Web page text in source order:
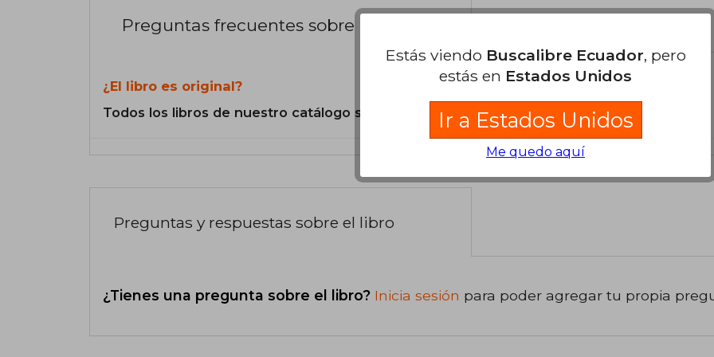
Preguntas frecuentes sobre el libro
¿El libro es original?
Todos los libros de nuestro catálogo son Originales.
Preguntas y respuestas sobre el libro
¿Tienes una pregunta sobre el libro? Inicia sesión para poder agregar tu propia
Estás viendo Buscalibre Ecuador, pero
estás en Estados Unidos
Ir a Estados Unidos
Me quedo aquí